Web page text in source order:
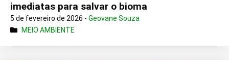
imediatas para salvar o bioma
5 de fevereiro de 2026 - Geovane Souza
MEIO AMBIENTE